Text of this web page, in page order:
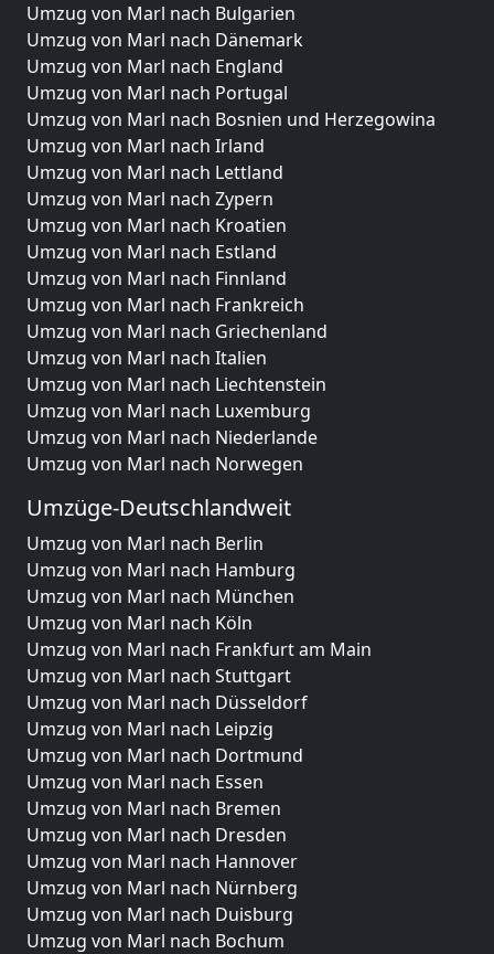
Umzug von Marl nach Bulgarien
Umzug von Marl nach Dänemark
Umzug von Marl nach England
Umzug von Marl nach Portugal
Umzug von Marl nach Bosnien und Herzegowina
Umzug von Marl nach Irland
Umzug von Marl nach Lettland
Umzug von Marl nach Zypern
Umzug von Marl nach Kroatien
Umzug von Marl nach Estland
Umzug von Marl nach Finnland
Umzug von Marl nach Frankreich
Umzug von Marl nach Griechenland
Umzug von Marl nach Italien
Umzug von Marl nach Liechtenstein
Umzug von Marl nach Luxemburg
Umzug von Marl nach Niederlande
Umzug von Marl nach Norwegen
Umzüge-Deutschlandweit
Umzug von Marl nach Berlin
Umzug von Marl nach Hamburg
Umzug von Marl nach München
Umzug von Marl nach Köln
Umzug von Marl nach Frankfurt am Main
Umzug von Marl nach Stuttgart
Umzug von Marl nach Düsseldorf
Umzug von Marl nach Leipzig
Umzug von Marl nach Dortmund
Umzug von Marl nach Essen
Umzug von Marl nach Bremen
Umzug von Marl nach Dresden
Umzug von Marl nach Hannover
Umzug von Marl nach Nürnberg
Umzug von Marl nach Duisburg
Umzug von Marl nach Bochum